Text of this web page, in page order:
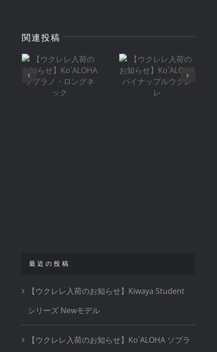
関連投稿
【ウクレレ入
せ】
Ko`ALOHA
【ウクレレ入
せ】
Ko`ALOHA
最近の投稿
【ウクレレ入荷のお知らせ】Kiwaya Student
シリーズ Newモデル
【ウクレレ入荷のお知らせ】Ko`ALOHA ソプラ